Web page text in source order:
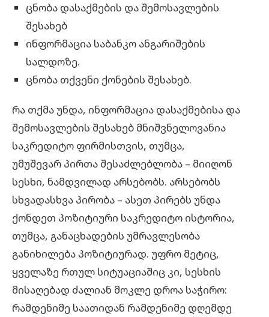
ცნობა დასაქმების და შემოსავლების
შესახებ
ინფორმაცია საბანკო ანგარიშების
სალდოზე.
ცნობა თქვენი ქონების შესახებ.
რა თქმა უნდა, ინფორმაცია დასაქმებისა და
შემოსავლების შესახებ მნიშვნელოვანია
საკრედიტო ფირმისთვის, თუმცა,
უმუშევარ პირთა შესაძლებლობა – მიიღონ
სესხი, ნამდვილად არსებობს. არსებობს
სხვადასხვა პირობა – ასეთ პირებს უნდა
ქონდეთ პოზიტიური საკრედიტო ისტორია,
თუმცა, განაცხადების უმრავლესობა
განიხილება პოზიტიურად. უფრო მეტიც,
ყველაზე რთულ სიტუაციაშიც კი, სესხის
მისაღებად ძალიან მოკლე დროა საჭირო:
რამდენიმე საათიდან რამდენიმე დღემდე